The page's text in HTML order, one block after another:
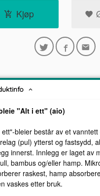
Kjøp
"Alt i ett" (aio)
ett"-bleier består av et
(pul) ytterst og fastsydd,
innerst. Innlegg er laget av
bambus og/eller hamp.
raskest, hamp
vaskes etter bruk.